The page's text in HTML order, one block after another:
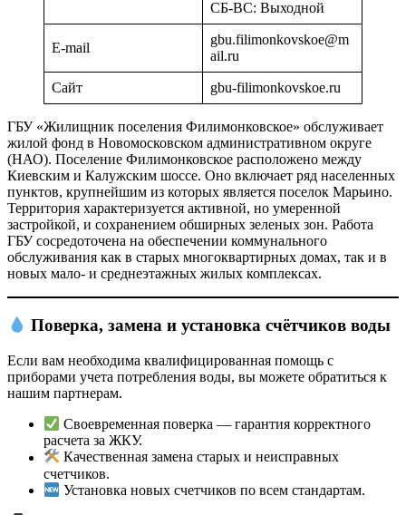
СБ-ВС: Выходной
E-mail
gbu.filimonkovskoe@m
ail.ru
Сайт gbu-filimonkovskoe.ru
ГБУ «Жилищник поселения Филимонковское» обслуживает
жилой фонд в Новомосковском административном округе
(НАО). Поселение Филимонковское расположено между
Киевским и Калужским шоссе. Оно включает ряд населенных
пунктов, крупнейшим из которых является поселок Марьино.
Территория характеризуется активной, но умеренной
застройкой, и сохранением обширных зеленых зон. Работа
ГБУ сосредоточена на обеспечении коммунального
обслуживания как в старых многоквартирных домах, так и в
новых мало- и среднеэтажных жилых комплексах.
Поверка, замена и установка счётчиков воды
Если вам необходима квалифицированная помощь с
приборами учета потребления воды, вы можете обратиться к
нашим партнерам.
Своевременная поверка — гарантия корректного
расчета за ЖКУ.
Качественная замена старых и неисправных
счетчиков.
Установка новых счетчиков по всем стандартам.